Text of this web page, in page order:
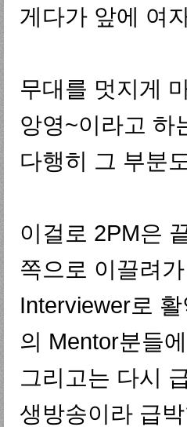
게다가 앞에 여
무대를 멋지게
앙영~이라고 하
다행히 그 부분
이걸로 2PM은
쪽으로 이끌려
Interviewer로
의 Mentor분들
그리고는 다시
생방송이라 급